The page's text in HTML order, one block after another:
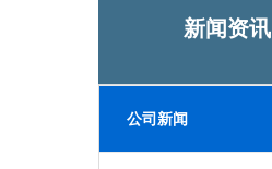
新闻资讯
公司新闻